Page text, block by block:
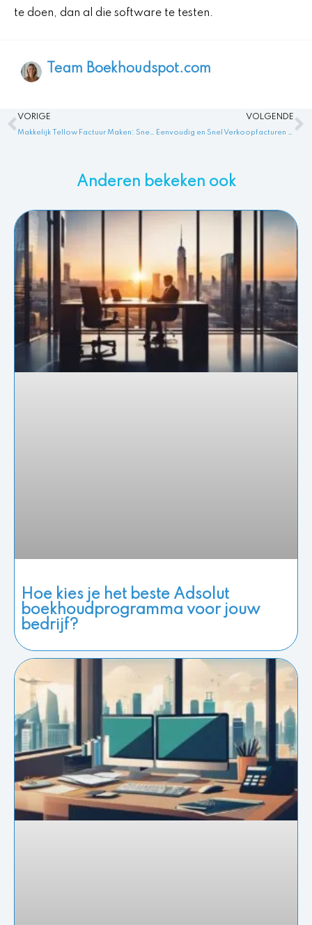
te doen, dan al die software te testen.
Team Boekhoudspot.com
Vorige
VORIGE
Makkelijk Tellow Factuur Maken: Snel, Simpel en Efficiënt!
VOLGENDE
Eenvoudig en Snel Verkoopfacturen Maken met Exact Factureren!
Anderen bekeken ook
Hoe kies je het beste Adsolut
boekhoudprogramma voor jouw
bedrijf?